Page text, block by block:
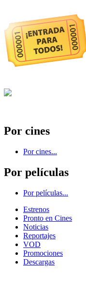
Por cines
Por cines...
Por películas
Por películas...
Estrenos
Pronto en Cines
Noticias
Reportajes
VOD
Promociones
Descargas